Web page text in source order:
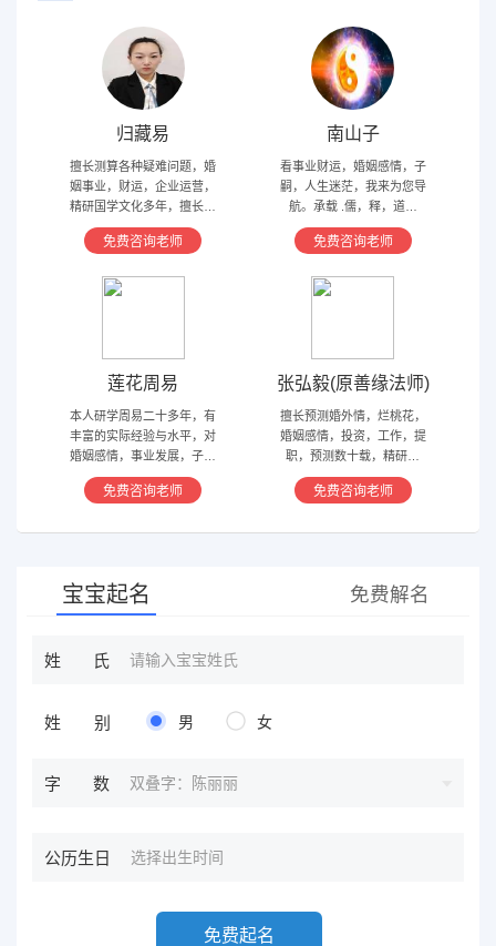
归藏易
擅长测算各种疑难问题，婚
姻事业，财运，企业运营，
精研国学文化多年，擅长归
藏易，盲派占卜，太乙，河
洛卦，紫薇，奇门遁甲等多
免费咨询老师
南山子
看事业财运，婚姻感情，子
嗣，人生迷茫，我来为您导
航。承载 .儒，释，道文
化，研究易经多年，精通八
字，六爻，奇门遁甲。
免费咨询老师
莲花周易
本人研学周易二十多年，有
丰富的实际经验与水平，对
婚姻感情，事业发展，子嗣
香火等方面指引慈航 ，现
在预测指导擅长紫微星斗，
导方案，欢迎有缘人。
免费咨询老师
张弘毅(原善缘法师)
擅长预测婚外情，烂桃花，
婚姻感情，投资，工作，提
职，预测数十载，精研国
学，擅长铁板、太乙，一掌
经，八宫连山易，盲派八字
免费咨询老师
宝宝起名 免费解名
姓氏
姓别 男 女
字数 双叠字：陈丽丽
公历生日
免费起名